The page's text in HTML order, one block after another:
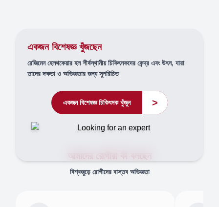
একজন বিশেষজ্ঞ খুঁজছেন
রেজিমেন হেলথকেয়ার হল শীর্ষস্থানীয় চিকিৎসকদের কেন্দ্র এবং উৎস, যারা
তাদের দক্ষতা ও অভিজ্ঞতার জন্য সুপরিচিত
একজন বিশেষজ্ঞ চিকিৎসক খুঁজুন >
আমাদের রোগীরা কী বলছেন
বিশ্বজুড়ে রোগীদের বাস্তব অভিজ্ঞতা